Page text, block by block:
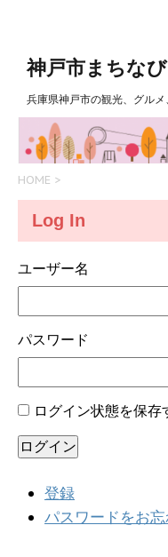
神戸市まちなび
兵庫県神戸市の観光、グル
HOME >
Log In
ユーザー名
パスワード
ログイン状態を保存
ログイン
登録
パスワードをお